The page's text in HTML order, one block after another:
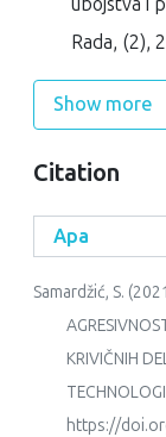
Rada, (2),
Show more
Citation
Samardžić, S.
KRIVIČNIH
https://